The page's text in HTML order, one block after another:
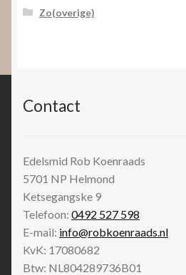
Zo(overige)
Contact
Edelsmid Rob Koenraads
5701 NP Helmond
Ketsegangske 9
Telefoon: 0492 527 598
E-mail: info@robkoenraads.nl
KvK: 17080682
Btw: NL804289736B01